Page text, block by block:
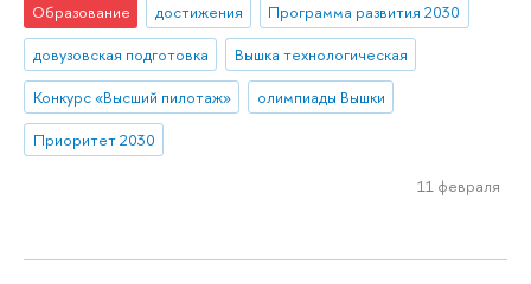
Образование достижения
Программа развития 2030
довузовская подготовка
Вышка технологическая
Конкурс «Высший пилотаж»
олимпиады Вышки
Приоритет 2030
11 февраля